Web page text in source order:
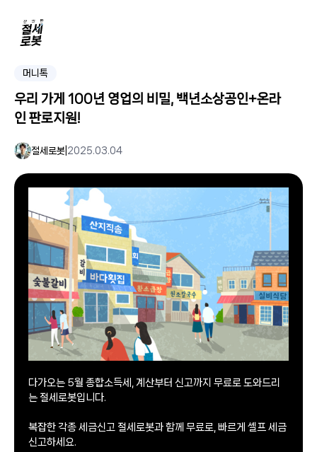
머니톡
우리 가게 100년 영업의 비밀, 백년소상공인+온라
인 판로지원!
절세로봇 2025.03.04
다가오는 5월 종합소득세, 계산부터 신고까지 무료로 도와드리
는 절세로봇입니다.
복잡한 각종 세금신고 절세로봇과 함께 무료로, 빠르게 셀프 세금
신고하세요.